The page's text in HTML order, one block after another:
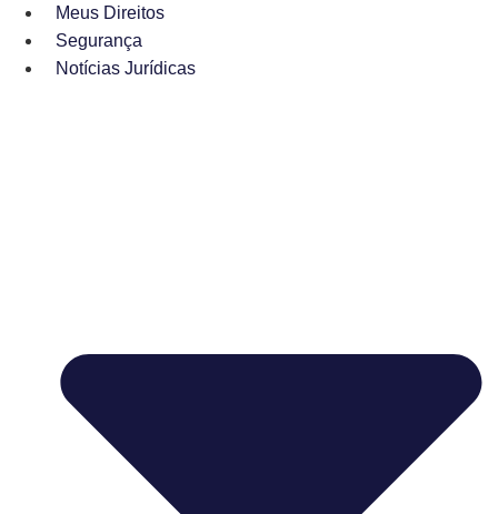
Meus Direitos
Segurança
Notícias Jurídicas